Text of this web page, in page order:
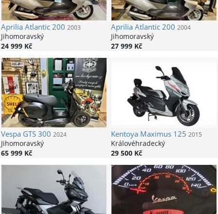
ApriliaAtlantic 200 2003
Jihomoravský
24 999 Kč
ApriliaAtlantic 200 2004
Jihomoravský
27 999 Kč
VespaGTS 300 2024
Jihomoravský
65 999 Kč
KentoyaMaximus 125 2015
Královéhradecký
29 500 Kč